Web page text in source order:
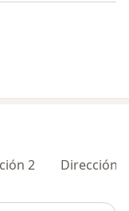
2 Dirección 3